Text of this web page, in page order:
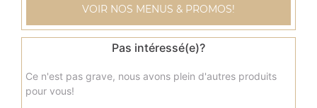
VOIR NOS MENUS & PROMOS!
Pas intéressé(e)?
Ce n'est pas grave, nous avons plein d'autres produits
pour vous!